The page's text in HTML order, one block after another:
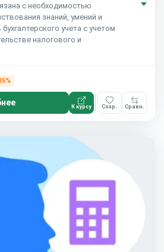
с необходимостью
знаний, умений и
учета с учетом
налогового и
К курсу Сохр. Сравн.